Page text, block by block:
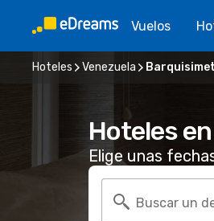
Vuelos
Hoteles Venezuela
Hoteles
Elige unas
Buscar un